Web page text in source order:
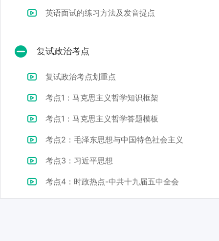
英语面试的练习方法及发音提点
复试政治考点
复试政治考点划重点
考点1：马克思主义哲学知识框架
考点1：马克思主义哲学答题模板
考点2：毛泽东思想与中国特色社会主义
考点3：习近平思想
考点4：时政热点-中共十九届五中全会